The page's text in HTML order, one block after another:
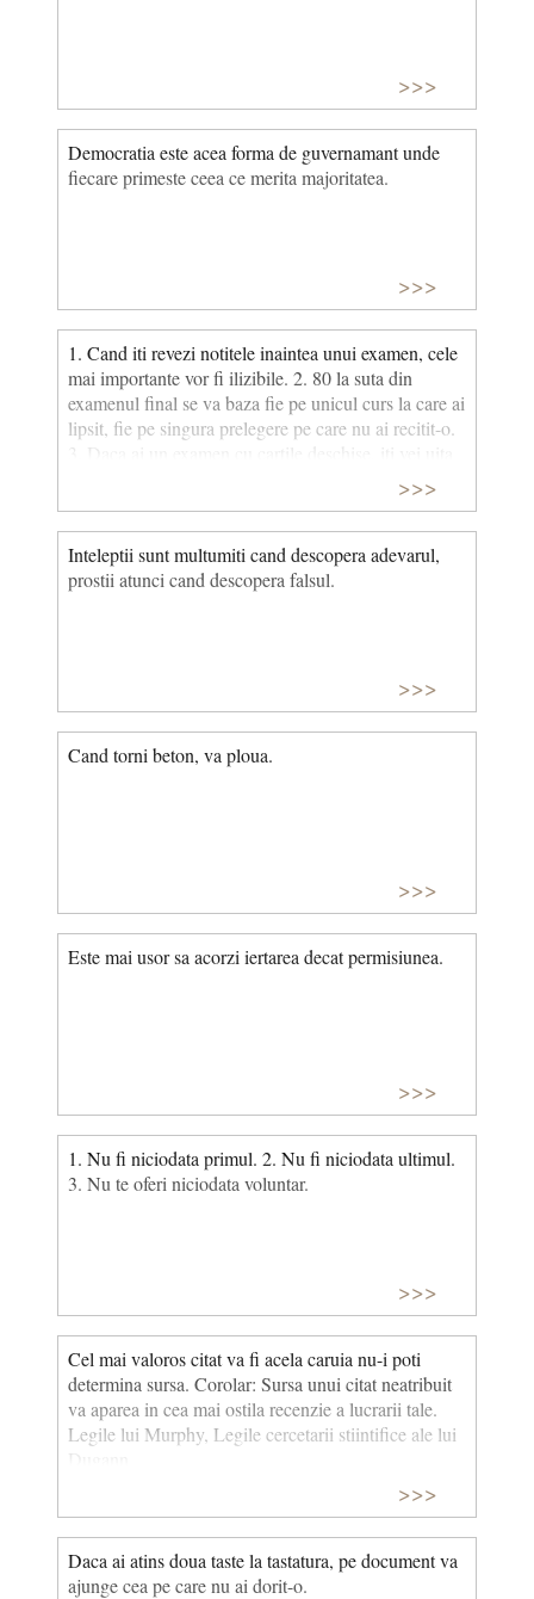
>>>
Democratia este acea forma de guvernamant unde
fiecare primeste ceea ce merita majoritatea.
>>>
1. Cand iti revezi notitele inaintea unui examen, cele
mai importante vor fi ilizibile. 2. 80 la suta din
examenul final se va baza fie pe unicul curs la care ai
lipsit, fie pe singura prelegere pe care nu ai recitit-o.
3. Daca ai un examen cu cartile deschise, iti vei uita
>>>
Inteleptii sunt multumiti cand descopera adevarul,
prostii atunci cand descopera falsul.
>>>
Cand torni beton, va ploua.
>>>
Este mai usor sa acorzi iertarea decat permisiunea.
>>>
1. Nu fi niciodata primul. 2. Nu fi niciodata ultimul.
3. Nu te oferi niciodata voluntar.
>>>
Cel mai valoros citat va fi acela caruia nu-i poti
determina sursa. Corolar: Sursa unui citat neatribuit
va aparea in cea mai ostila recenzie a lucrarii tale.
Legile lui Murphy, Legile cercetarii stiintifice ale lui
Dugann
>>>
Daca ai atins doua taste la tastatura, pe document va
ajunge cea pe care nu ai dorit-o.